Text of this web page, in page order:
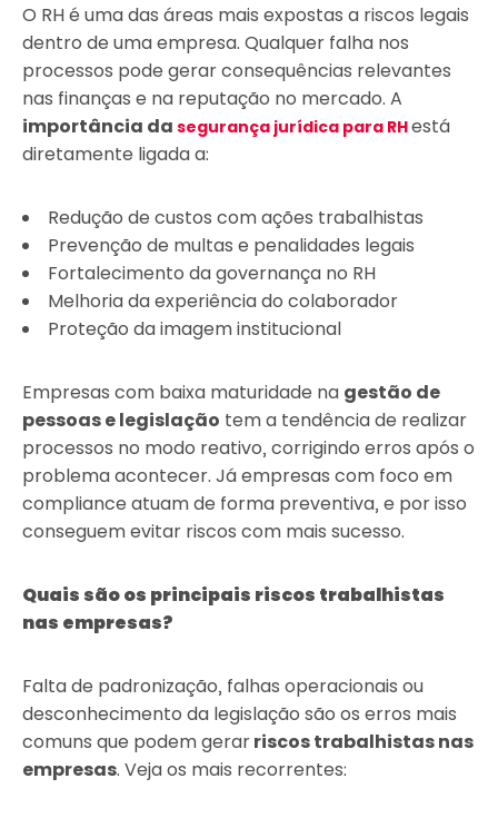
O RH é uma das áreas mais expostas a riscos legais
dentro de uma empresa. Qualquer falha nos
processos pode gerar consequências relevantes
nas finanças e na reputação no mercado. A
importância da segurança jurídica para RHestá
diretamente ligada a:
Redução de custos com ações trabalhistas
Prevenção de multas e penalidades legais
Fortalecimento da governança no RH
Melhoria da experiência do colaborador
Proteção da imagem institucional
Empresas com baixa maturidade na gestão de
pessoas e legislação tem a tendência de realizar
processos no modo reativo, corrigindo erros após o
problema acontecer. Já empresas com foco em
compliance atuam de forma preventiva, e por isso
conseguem evitar riscos com mais sucesso.
Quais são os principais riscos trabalhistas
nas empresas?
Falta de padronização, falhas operacionais ou
desconhecimento da legislação são os erros mais
comuns que podem gerarriscos trabalhistas nas
empresas. Veja os mais recorrentes: